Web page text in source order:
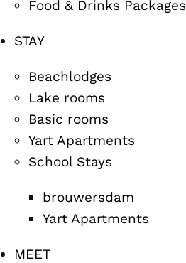
Food & Drinks Packages
STAY
Beachlodges
Lake rooms
Basic rooms
Yart Apartments
School Stays
brouwersdam
Yart Apartments
MEET